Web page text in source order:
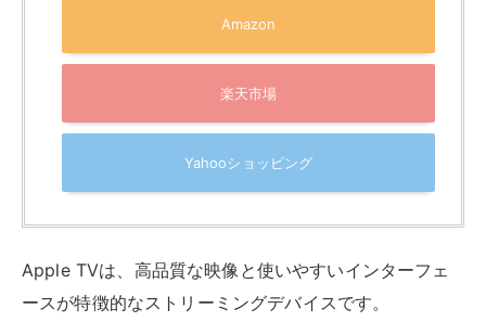
テレビに映すことも簡単です。
特徴 価格帯
HD
応
・Siri対応リ
モコン付き